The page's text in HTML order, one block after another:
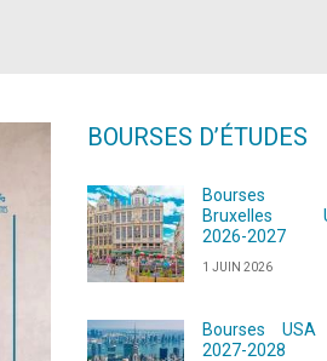
BOURSES D’ÉTUDES
Bourses
Bruxelles
2026-2027
1 JUIN 2026
Bourses USA
2027-2028